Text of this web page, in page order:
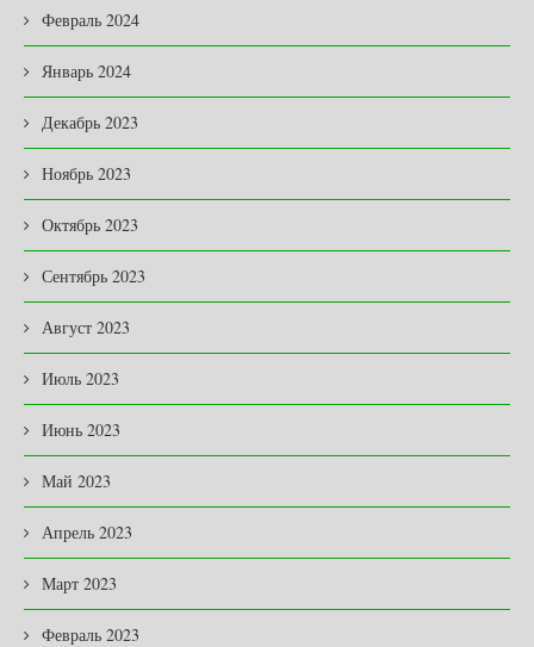
Февраль 2024
Январь 2024
Декабрь 2023
Ноябрь 2023
Октябрь 2023
Сентябрь 2023
Август 2023
Июль 2023
Июнь 2023
Май 2023
Апрель 2023
Март 2023
Февраль 2023